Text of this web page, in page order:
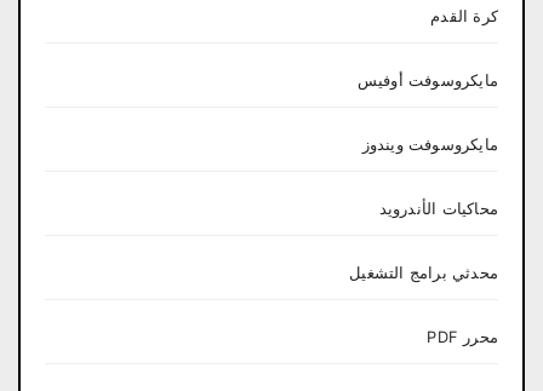
كرة القدم
مايكروسوفت أوفيس
مايكروسوفت ويندوز
محاكيات الأندرويد
محدثي برامج التشغيل
محرر PDF